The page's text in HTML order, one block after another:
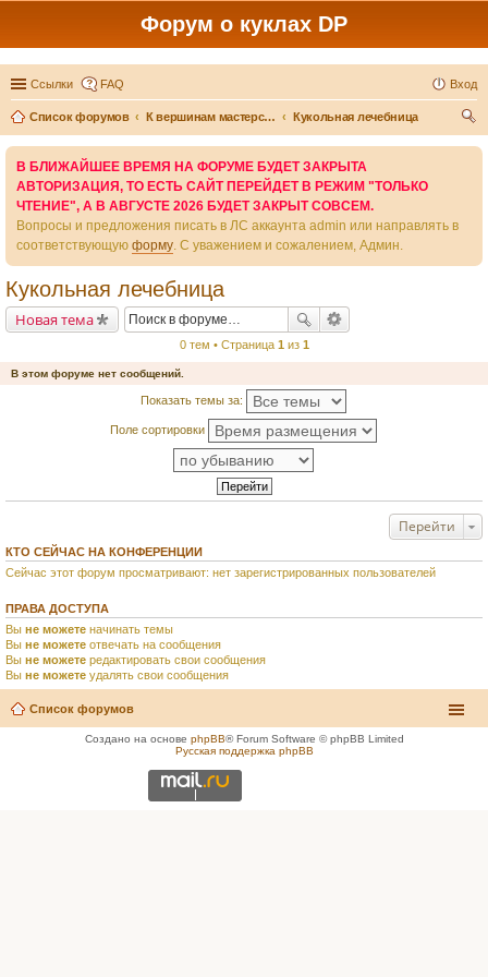
Форум о куклах DP
Ссылки FAQ Вход
Список форумов К вершинам мастерства - вместе
Кукольная лечебница
В БЛИЖАЙШЕЕ ВРЕМЯ НА ФОРУМЕ БУДЕТ ЗАКРЫТА
АВТОРИЗАЦИЯ, ТО ЕСТЬ САЙТ ПЕРЕЙДЕТ В РЕЖИМ "ТОЛЬКО
ЧТЕНИЕ", А В АВГУСТЕ 2026 БУДЕТ ЗАКРЫТ СОВСЕМ.
Вопросы и предложения писать в ЛС аккаунта admin или направлять в
соответствующую форму. С уважением и сожалением, Админ.
Кукольная лечебница
Новая тема
0 тем • Страница 1 из 1
В этом форуме нет сообщений.
Показать темы за:
Поле сортировки
Перейти
КТО СЕЙЧАС НА КОНФЕРЕНЦИИ
Сейчас этот форум просматривают: нет зарегистрированных пользователей
ПРАВА ДОСТУПА
Вы не можете начинать темы
Вы не можете отвечать на сообщения
Вы не можете редактировать свои сообщения
Вы не можете удалять свои сообщения
Список форумов
Создано на основе phpBB® Forum Software © phpBB Limited
Русская поддержка phpBB